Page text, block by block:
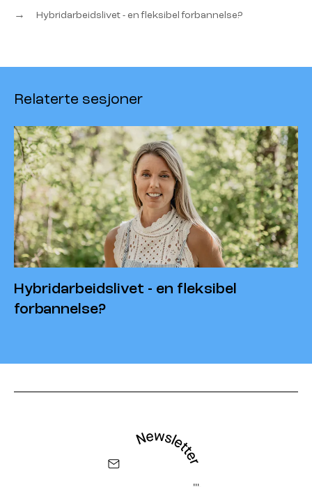
→ Hybridarbeidslivet - en fleksibel forbannelse?
Relaterte sesjoner
Hybridarbeidslivet - en fleksibel
forbannelse?